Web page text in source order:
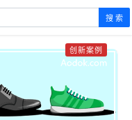
搜 索
创新案例